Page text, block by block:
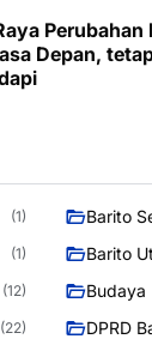
Perubahan
Depan,
(1) Barito
(1) Barito
(12) Budaya
(22) DPRD